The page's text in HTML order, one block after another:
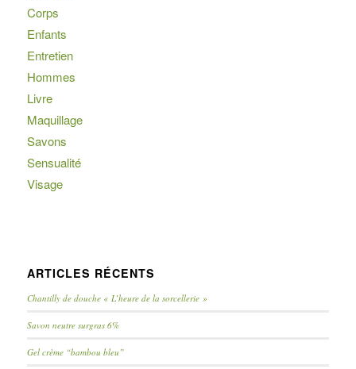
Corps
Enfants
Entretien
Hommes
Livre
Maquillage
Savons
Sensualité
Visage
ARTICLES RÉCENTS
Chantilly de douche « L’heure de la sorcellerie »
Savon neutre surgras 6%
Gel crème “bambou bleu”